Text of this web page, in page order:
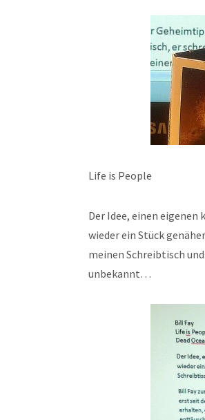
Life is People
Der Idee, einen
wieder ein Stück
meinen Schreibtisch
unbekannt…